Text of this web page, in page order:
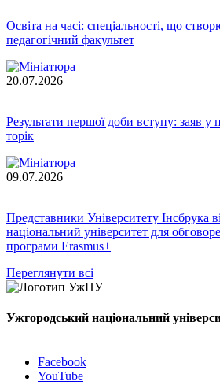
Освіта на часі: спеціальності, що
педагогічний факультет
20.07.2026
Результати першої доби вступу: заяв у
торік
09.07.2026
Представники Університету Інсбрука
національний університет для
програми Erasmus+
Переглянути всі
Ужгородський національний
Facebook
YouTube